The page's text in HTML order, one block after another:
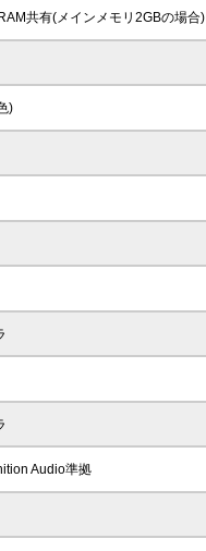
共有(メインメモリ2GBの場合)
)
Audio準拠